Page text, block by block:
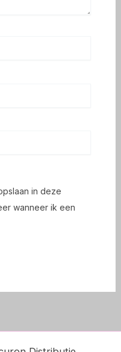
in deze
wanneer ik een